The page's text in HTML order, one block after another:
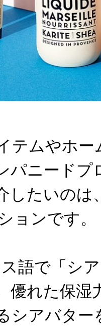
テムやホ
パニードプ
したいのは
ョンです。
語で「シ
優れた保湿
シアバタ